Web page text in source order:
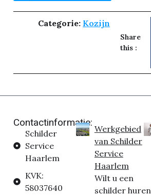
Categorie: Kozijn
Share
this :
Contactinformatie:
Schilder
Service
Haarlem
KVK:
58037640
Werkgebied
van Schilder
Service
Haarlem
Wilt u een
schilder huren